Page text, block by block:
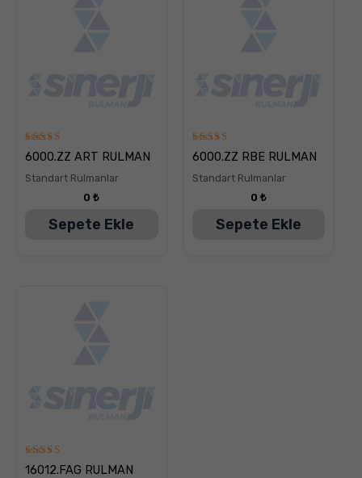
5
üzerinden
oy aldı
6000.ZZ ART RULMAN
Standart Rulmanlar
0₺
Sepete Ekle
5
üzerinden
oy aldı
6000.ZZ RBE RULMAN
Standart Rulmanlar
0 ₺
Sepete Ekle
5
üzerinden
16012.FAG RULMAN